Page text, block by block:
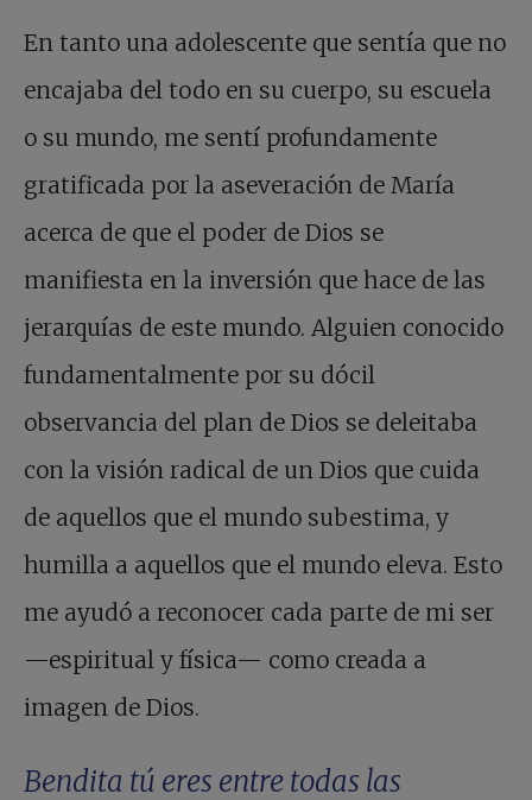
En tanto una adolescente que sentía que no
encajaba del todo en su cuerpo, su escuela
o su mundo, me sentí profundamente
gratificada por la aseveración de María
acerca de que el poder de Dios se
manifiesta en la inversión que hace de las
jerarquías de este mundo. Alguien conocido
fundamentalmente por su dócil
observancia del plan de Dios se deleitaba
con la visión radical de un Dios que cuida
de aquellos que el mundo subestima, y
humilla a aquellos que el mundo eleva. Esto
me ayudó a reconocer cada parte de mi ser
—espiritual y física— como creada a
imagen de Dios.
Bendita tú eres entre todas las